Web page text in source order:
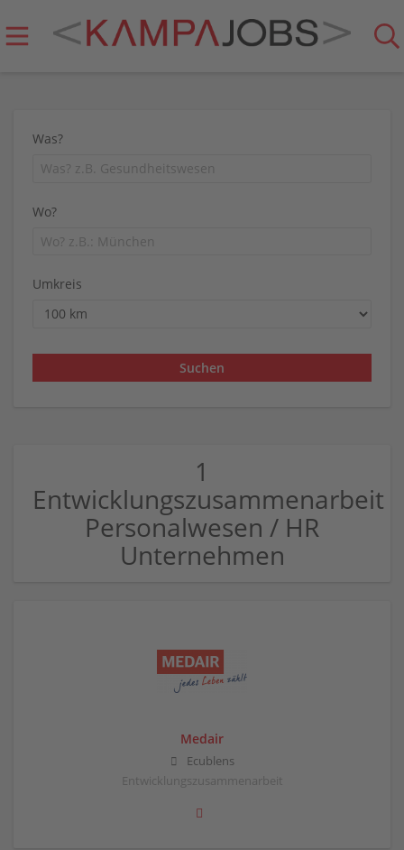
Was?
Wo?
Umkreis
1
Entwicklungszusammenarbeit
Personalwesen / HR
Unternehmen
Medair
Ecublens
Entwicklungszusammenarbeit